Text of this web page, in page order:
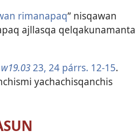
rimanapaq” nisqawan
ajllasqa qelqakunamanta
w19.03 23, 24 párrs. 12-15.
yachachisqanchis